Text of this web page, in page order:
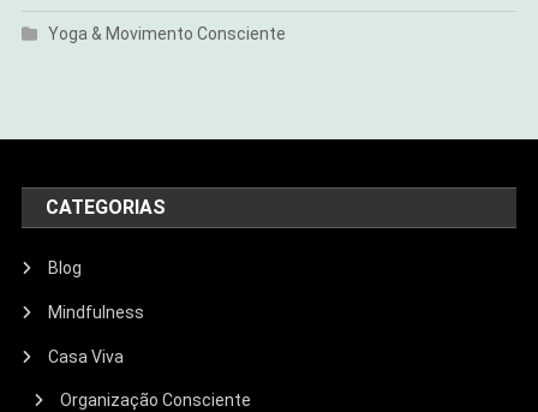
Yoga & Movimento Consciente
CATEGORIAS
Blog
Mindfulness
Casa Viva
Organização Consciente